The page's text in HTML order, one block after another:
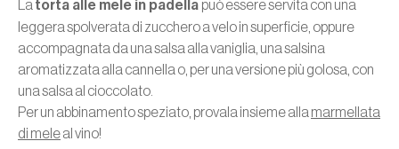
La torta alle mele in padella può essere servita con una
leggera spolverata di zucchero a velo in superficie, oppure
accompagnata da una salsa alla vaniglia, una salsina
aromatizzata alla cannella o, per una versione più golosa, con
una salsa al cioccolato.
Per un abbinamento speziato, provala insieme alla marmellata
di meleal vino!